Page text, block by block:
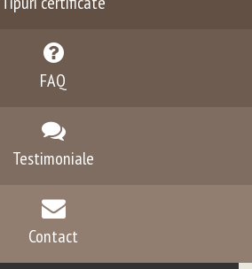
FAQ
Testimoniale
Contact